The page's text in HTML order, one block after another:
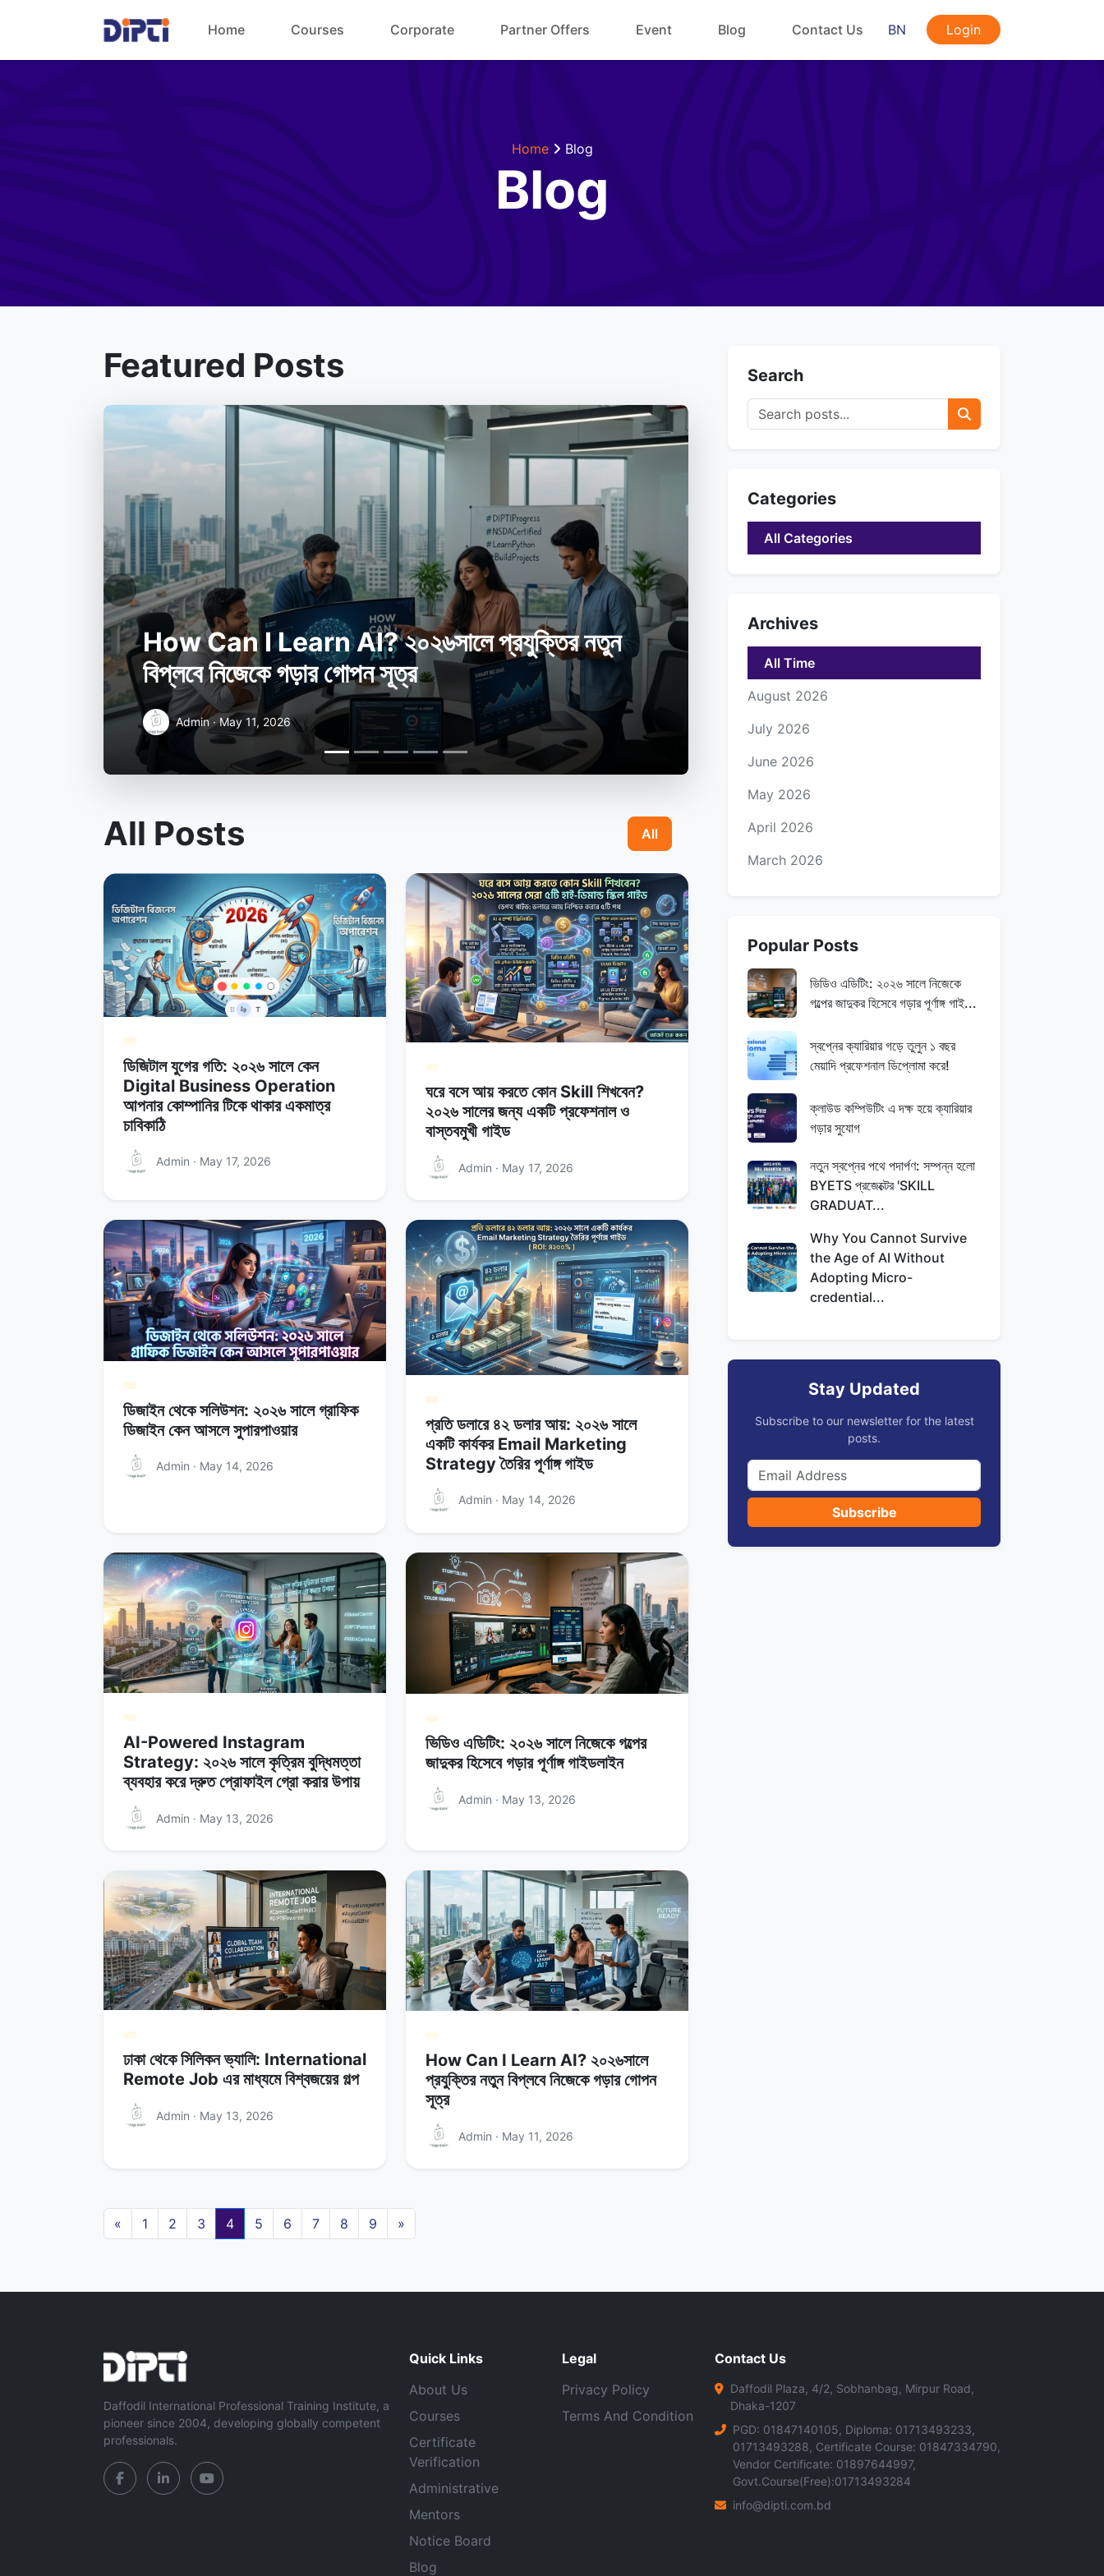
Home Courses Corporate Partner Offers Event Blog Contact Us BN Login
Home Blog
Blog
Featured Posts
প্রযুক্তির নতুন
টেক ইন্ডাস্ট্রিতে সফলতার অদৃশ্য শক্তি: Soft Skills for
Tech
Admin · May 11, 2026
Previous Next
All Posts All
ডিজিটাল যুগের গতি: ২০২৬ সালে কেন
Digital Business Operation
আপনার কোম্পানির টিকে থাকার একমাত্র
চাবিকাঠি
Admin · May 17, 2026
ঘরে বসে আয় করতে কোন Skill শিখবেন?
২০২৬ সালের জন্য একটি প্রফেশনাল ও
বাস্তবমুখী গাইড
Admin · May 17, 2026
ডিজাইন থেকে সলিউশন: ২০২৬ সালে গ্রাফিক
ডিজাইন কেন আসলে সুপারপাওয়ার
Admin · May 14, 2026
প্রতি ডলারে ৪২ ডলার আয়: ২০২৬ সালে
একটি কার্যকর Email Marketing
Strategy তৈরির পূর্ণাঙ্গ গাইড
Admin · May 14, 2026
AI-Powered Instagram
Strategy: ২০২৬ সালে কৃত্রিম বুদ্ধিমত্তা
ব্যবহার করে দ্রুত প্রোফাইল গ্রো করার উপায়
Admin · May 13, 2026
ভিডিও এডিটিং: ২০২৬ সালে নিজেকে গল্পের
জাদুকর হিসেবে গড়ার পূর্ণাঙ্গ গাইডলাইন
Admin · May 13, 2026
ঢাকা থেকে সিলিকন ভ্যালি: International
Remote Job এর মাধ্যমে বিশ্বজয়ের গল্প
Admin · May 13, 2026
How Can I Learn AI? ২০২৬সালে
প্রযুক্তির নতুন বিপ্লবে নিজেকে গড়ার গোপন
সূত্র
Admin · May 11, 2026
« 1 2 3 4 5 6 7 8 9 »
Search
Categories
All Categories
Archives
All Time
August 2026
July 2026
June 2026
May 2026
April 2026
March 2026
Popular Posts
ভিডিও এডিটিং: ২০২৬ সালে নিজেকে
গল্পের জাদুকর হিসেবে গড়ার পূর্ণাঙ্গ গাই...
স্বপ্নের ক্যারিয়ার গড়ে তুলুন ১ বছর
মেয়াদি প্রফেশনাল ডিপ্লোমা করে!
ক্লাউড কম্পিউটিং এ দক্ষ হয়ে ক্যারিয়ার
গড়ার সুযোগ
নতুন স্বপ্নের পথে পদার্পণ: সম্পন্ন হলো
BYETS প্রজেক্টের 'SKILL
GRADUAT...
Why You Cannot Survive
the Age of AI Without
Adopting Micro-
credential...
Stay Updated
Subscribe to our newsletter for the latest
posts.
Subscribe
Daffodil International Professional Training Institute, a
pioneer since 2004, developing globally competent
professionals.
Quick Links
About Us
Courses
Certificate
Verification
Administrative
Mentors
Notice Board
Blog
Legal
Privacy Policy
Terms And Condition
Contact Us
Daffodil Plaza, 4/2, Sobhanbag, Mirpur Road,
Dhaka-1207
PGD: 01847140105, Diploma: 01713493233,
01713493288, Certificate Course: 01847334790,
Vendor Certificate: 01897644997,
Govt.Course(Free):01713493284
info@dipti.com.bd